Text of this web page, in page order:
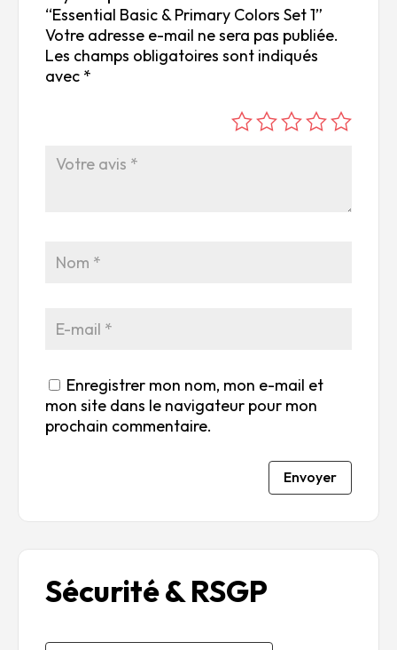
“Essential Basic & Primary Colors Set 1”
Votre adresse e-mail ne sera pas publiée.
Les champs obligatoires sont indiqués
avec *
s
Enregistrer mon nom, mon e-mail et
mon site dans le navigateur pour mon
prochain commentaire.
Envoyer
Sécurité & RSGP